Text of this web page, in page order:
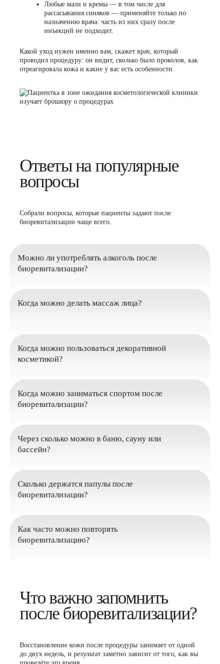
Любые мази и кремы — в том числе для
рассасывания синяков — применяйте только по
назначению врача: часть из них сразу после
инъекций не подходит.
Какой уход нужен именно вам, скажет врач, который
проводил процедуру: он видит, сколько было проколов, как
отреагировала кожа и какие у вас есть особенности.
Ответы на популярные
вопросы
Собрали вопросы, которые пациенты задают после
биоревитализации чаще всего.
Можно ли употреблять алкоголь после
биоревитализации?
Когда можно делать массаж лица?
Когда можно пользоваться декоративной
косметикой?
Когда можно заниматься спортом после
биоревитализации?
Через сколько можно в баню, сауну или
бассейн?
Сколько держатся папулы после
биоревитализации?
Как часто можно повторять
биоревитализацию?
Что важно запомнить
после биоревитализации?
Восстановление кожи после процедуры занимает от одной
до двух недель, и результат заметно зависит от того, как вы